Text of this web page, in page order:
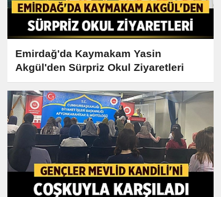
Emirdağ'da Kaymakam Yasin
Akgül'den Sürpriz Okul Ziyaretleri